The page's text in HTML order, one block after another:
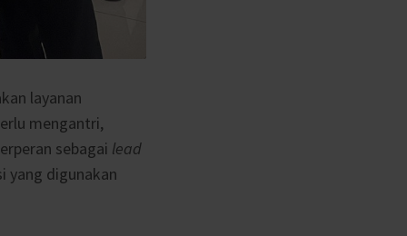
layanan
mengantri,
sebagai lead
yang digunakan